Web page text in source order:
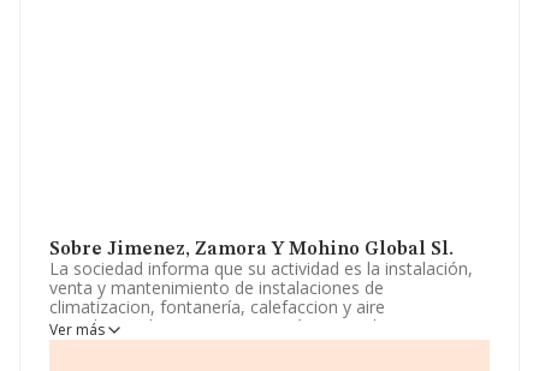
Sobre Jimenez, Zamora Y Mohino Global Sl.
La sociedad informa que su actividad es la instalación,
venta y mantenimiento de instalaciones de
climatizacion, fontanería, calefaccion y aire
acondicionado. La empresa está registrada como
Sociedad Limitada. Tiene CNAE: 4322 - 'Fontanería,
Ver más